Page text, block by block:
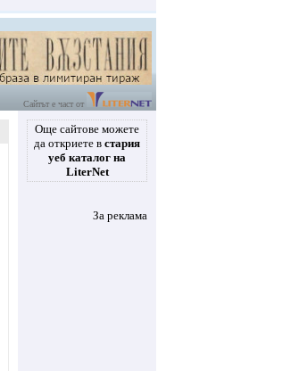
Сайтът е част от
Още сайтове можете
да откриете в стария
уеб каталог на
LiterNet
За реклама